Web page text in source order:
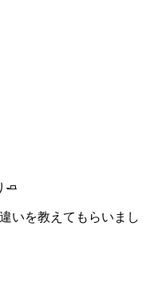
🧈
いを教えてもらいまし